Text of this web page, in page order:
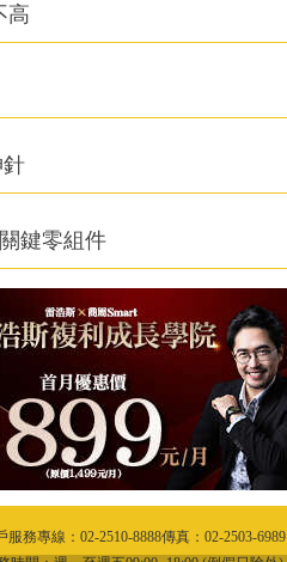
高
鍵零組件
服務專線：02-2510-8888傳真：02-2503-6989